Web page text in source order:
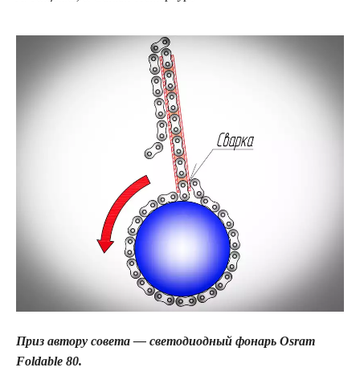
Приз автору совета — светодиодный фонарь Osram
Foldable 80.